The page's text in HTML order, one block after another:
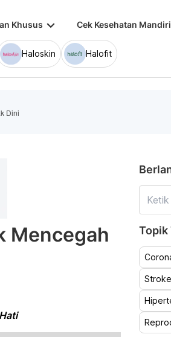
Khusus keyboard_arrow_down Cek Kesehatan Mandiri
Haloskin Halofit
Dini
Mencegah
Topik
Stroke